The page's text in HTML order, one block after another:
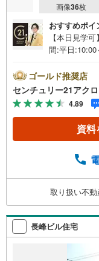
画像36枚
おすすめポイ
【本日見学
間:平日
「六甲」駅徒
ルリフォーム
生活施設が近
で陽当たり良
3つの特徴
7年～2024
下さい■お
です。 お子
数ございま
建や、1000
扱っています
紹介できます。
ゴールド推奨店
センチュリー21アク
4.89
資料
取り扱い不
長峰ビル住宅